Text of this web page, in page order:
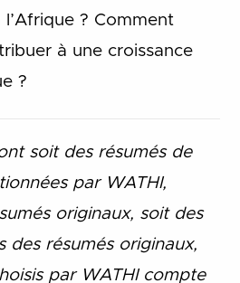
? Comment
à une croissance
?
soit des résumés de
par WATHI,
originaux, soit des
des résumés originaux,
par WATHI compte